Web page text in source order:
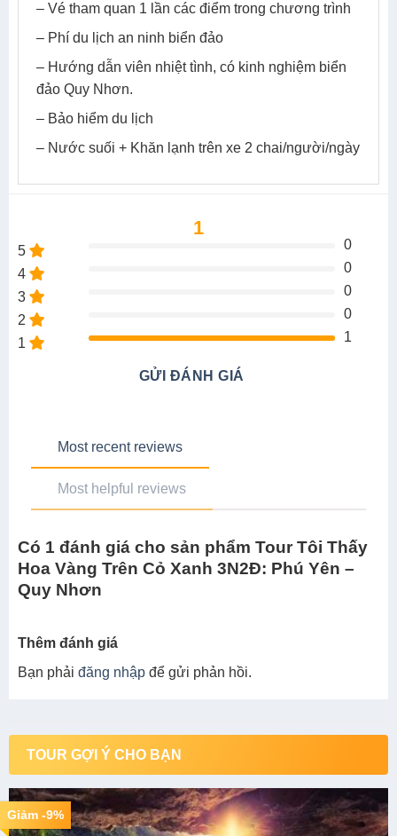
– Vé tham quan 1 lần các điểm trong chương trình
– Phí du lịch an ninh biển đảo
– Hướng dẫn viên nhiệt tình, có kinh nghiệm biển
đảo Quy Nhơn.
– Bảo hiểm du lịch
– Nước suối + Khăn lạnh trên xe 2 chai/người/ngày
1
5
0
4
0
3
0
2
0
1
1
GỬI ĐÁNH GIÁ
Most recent reviews
Most helpful reviews
Có 1 đánh giá cho sản phẩm Tour Tôi Thấy
Hoa Vàng Trên Cỏ Xanh 3N2Đ: Phú Yên –
Quy Nhơn
Thêm đánh giá
Bạn phải đăng nhập để gửi phản hồi.
TOUR GỢI Ý CHO BẠN
Giảm -9%